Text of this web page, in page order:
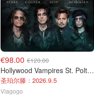
€98.00 €120.00
Hollywood Vampires St. Polten演唱会门票 2026年9月5日
圣珀尔滕：2026.9.5
Viagogo